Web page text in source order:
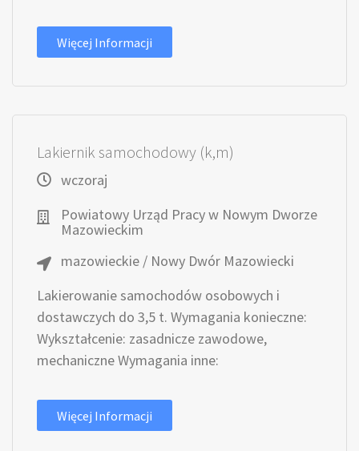
Więcej Informacji
Lakiernik samochodowy (k,m)
wczoraj
Powiatowy Urząd Pracy w Nowym Dworze
Mazowieckim
mazowieckie / Nowy Dwór Mazowiecki
Lakierowanie samochodów osobowych i
dostawczych do 3,5 t. Wymagania konieczne:
Wykształcenie: zasadnicze zawodowe,
mechaniczne Wymagania inne:
Więcej Informacji